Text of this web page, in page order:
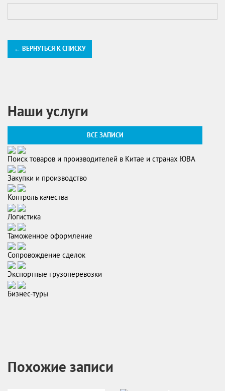
← ВЕРНУТЬСЯ К СПИСКУ
Наши услуги
ВСЕ ЗАПИСИ
Поиск товаров и производителей в Китае и странах ЮВА
Закупки и производство
Контроль качества
Логистика
Таможенное оформление
Сопровождение сделок
Экспортные грузоперевозки
Бизнес-туры
Похожие записи